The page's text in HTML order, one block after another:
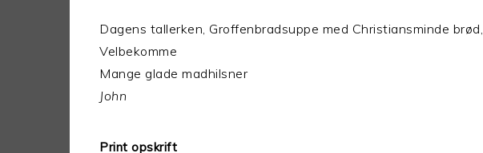
Dagens tallerken, Groffenbradsuppe med Christiansminde brød,
Velbekomme
Mange glade madhilsner
John
Print opskrift